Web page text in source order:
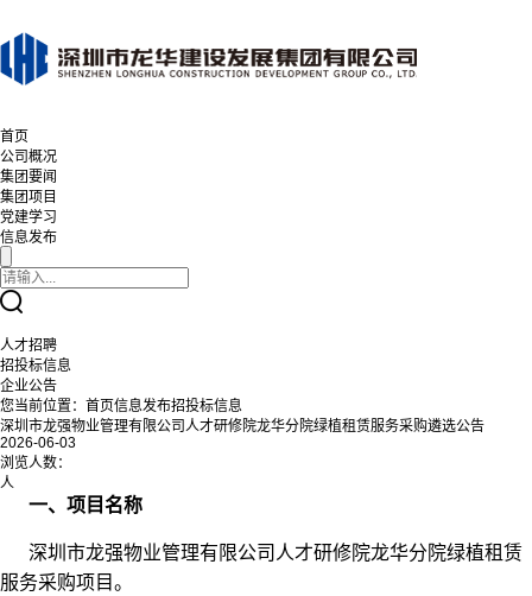
首页
公司概况
集团要闻
集团项目
党建学习
信息发布
人才招聘
招投标信息
企业公告
您当前位置： 首页信息发布招投标信息
深圳市龙强物业管理有限公司人才研修院龙华分院绿植租赁服务采购遴选公告
2026-06-03
浏览人数：
人
一、项目名称
深圳市龙强物业管理有限公司人才研修院龙华分院绿植租赁
服务采购项目。